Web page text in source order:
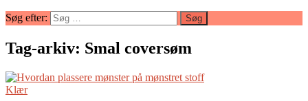
Søg efter:
Tag-arkiv: Smal coversøm
Klær